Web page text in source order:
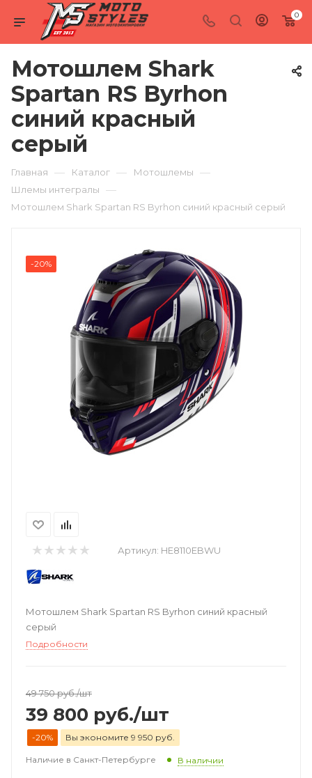
0
Мотошлем Shark
Spartan RS Byrhon
синий красный
серый
Главная — Каталог — Мотошлемы —
Шлемы интегралы —
Мотошлем Shark Spartan RS Byrhon синий красный серый
-20%
Артикул: HE8110EBWU
Мотошлем Shark Spartan RS Byrhon синий красный
серый
Подробности
49 750руб./шт
39 800 руб./шт
-20% Вы экономите 9 950 руб.
Наличие в Санкт-Петербурге В наличии